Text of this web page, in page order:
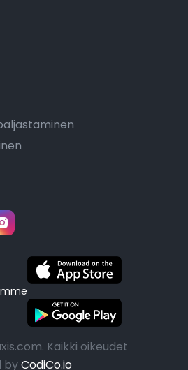
Kaikki oikeudet
byCodiCo.io